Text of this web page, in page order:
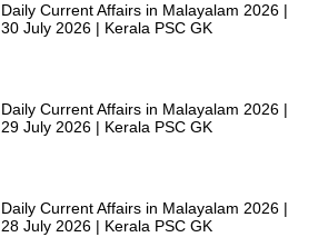
Daily Current Affairs in Malayalam 2026 |
30 July 2026 | Kerala PSC GK
Daily Current Affairs in Malayalam 2026 |
29 July 2026 | Kerala PSC GK
Daily Current Affairs in Malayalam 2026 |
28 July 2026 | Kerala PSC GK